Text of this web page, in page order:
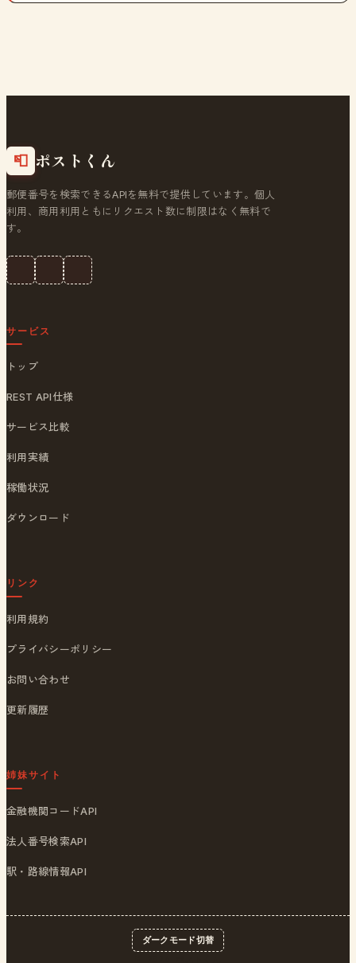
📮 ポストくん
郵便番号を検索できるAPIを無料で提供しています。個人
利用、商用利用ともにリクエスト数に制限はなく無料で
す。
サービス
トップ
REST API仕様
サービス比較
利用実績
稼働状況
ダウンロード
リンク
利用規約
プライバシーポリシー
お問い合わせ
更新履歴
姉妹サイト
金融機関コードAPI
法人番号検索API
駅・路線情報API
ダークモード切替